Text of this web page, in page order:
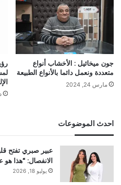
جون ميخائيل : الأخشاب أنواع
متعددة ونعمل دائما بالأنواع الطبيعة
مارس 24, 2024
احدث الموضوعات
عبير صبري تفتح
الانفصال: “هذا
يوليو 18, 2026